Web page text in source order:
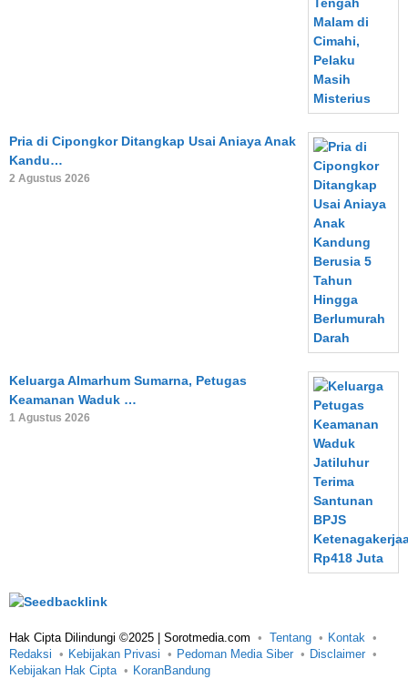
Pria di Cipongkor Ditangkap Usai Aniaya Anak
Kandu…
2 Agustus 2026
Keluarga Almarhum Sumarna, Petugas
Keamanan Waduk …
1 Agustus 2026
Hak Cipta Dilindungi ©2025 | Sorotmedia.com Tentang
Kontak
Redaksi
Kebijakan Privasi Pedoman Media Siber
Disclaimer
Kebijakan Hak Cipta
KoranBandung